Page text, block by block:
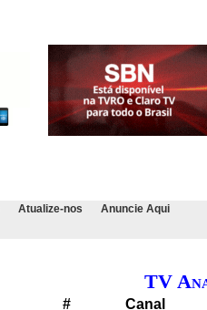
Atualize-nos
Anuncie Aqui
TV
# Canal